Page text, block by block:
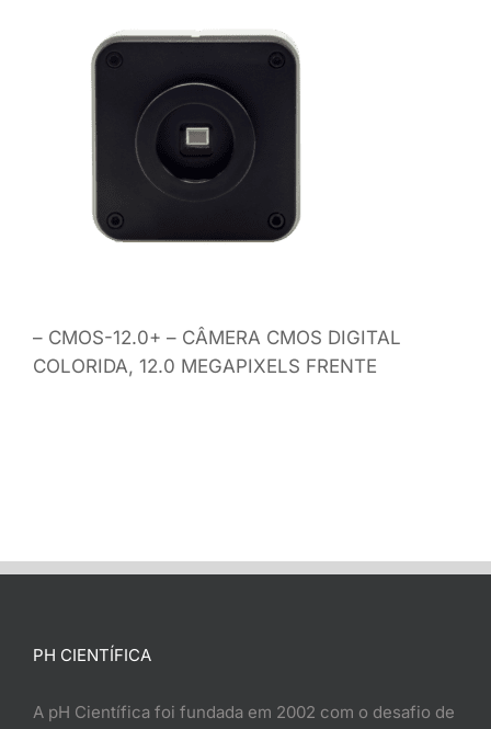
– CMOS-12.0+ – CÂMERA CMOS DIGITAL
COLORIDA, 12.0 MEGAPIXELS FRENTE
PH CIENTÍFICA
A pH Científica foi fundada em 2002 com o desafio de